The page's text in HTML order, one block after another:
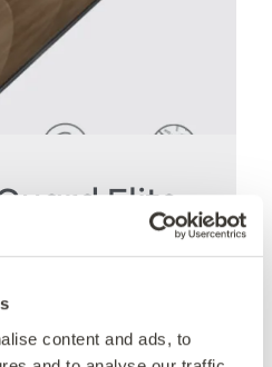
content and ads, to
Elite
de notre système à
est le traitement